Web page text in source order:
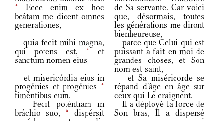
* Ecce enim ex hoc
beátam me dicent omnes
generationes,
de Sa servante. Car voici
que, désormais, toutes
les générations me diront
bienheureuse,
quia fecit mihi magna,
qui potens est, * et
sanctum nomen eius,
parce que Celui qui est
puissant a fait en moi de
grandes choses, et Son
nom est saint,
et misericórdia eius in
progénies et progénies *
timéntibus eum.
et Sa miséricorde se
répand d'âge en âge sur
ceux qui Le craignent.
Fecit poténtiam in
bráchio suo, * dispérsit
Il a déployé la force de
Son bras, Il a dispersé